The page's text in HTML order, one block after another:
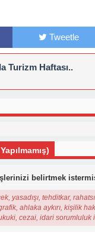
Tweetle
Turizm Haftası..
belirtmek
yasadışı, tehditkar,
ahlaka aykırı, kişilik
cezai, idari sorumluluk